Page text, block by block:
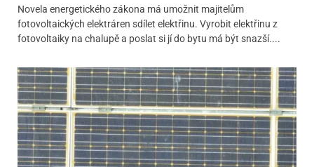
Novela energetického zákona má umožnit majitelům
fotovoltaických elektráren sdílet elektřinu. Vyrobit elektřinu z
fotovoltaiky na chalupě a poslat si jí do bytu má být snazší....